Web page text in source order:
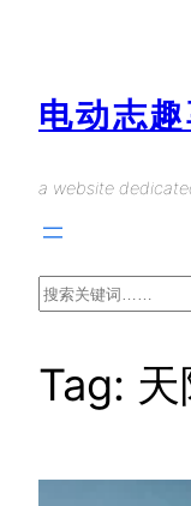
电动志
a website
Search
Tag: